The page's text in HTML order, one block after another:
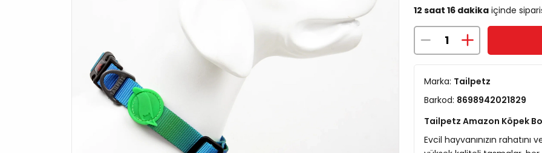
12 saat 16 dakika içinde
Marka: Tailpetz
Barkod: 8698942021829
Tailpetz Amazon Köpek
Evcil hayvanınızın